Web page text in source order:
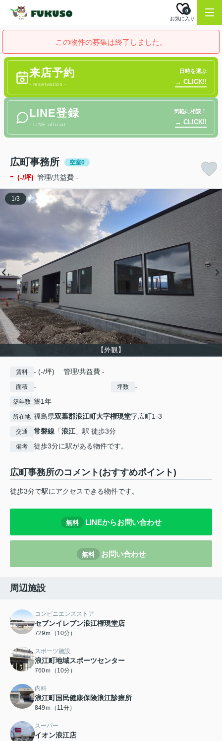
お気に入り
0
この物件の募集は終了しました。
来店予約
- reservation -
日時を選ぶ
→ CLICK!!
LINE登録
- LINE official -
気軽に相談！
→ CLICK!!
広町事務所 空室0
- (-/坪) 管理/共益費 -
【外観】
1/3
賃料 - (-/坪) 管理/共益費 -
面積 - 坪数 -
築年数 築1年
所在地 福島県双葉郡浪江町大字権現堂字広町1-3
交通 常磐線 「浪江」駅 徒歩3分
備考 徒歩3分に駅がある物件です。
広町事務所のコメント(おすすめポイント)
徒歩3分で駅にアクセスできる物件です。
無料 LINEからお問い合わせ
無料 お問い合わせ
周辺施設
コンビニエンスストア
セブンイレブン浪江権現堂店
729ｍ（10分）
スポーツ施設
浪江町地域スポーツセンター
760ｍ（10分）
内科
浪江町国民健康保険浪江診療所
849ｍ（11分）
スーパー
イオン浪江店